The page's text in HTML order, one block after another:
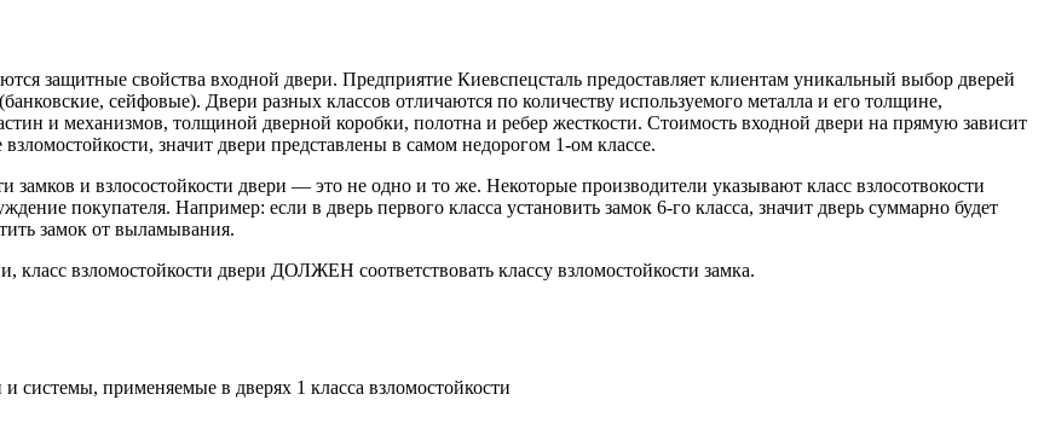
защитные свойства входной двери. Предприятие Киевспецсталь предоставляет клиентам уникальный выбор дверей
сейфовые). Двери разных классов отличаются по количеству используемого металла и его толщине,
и механизмов, толщиной дверной коробки, полотна и ребер жесткости. Стоимость входной двери на прямую зависит
значит двери представлены в самом недорогом 1-ом классе.
замков и взлосостойкости двери — это не одно и то же. Некоторые производители указывают класс взлосотвокости
покупателя. Например: если в дверь первого класса установить замок 6-го класса, значит дверь суммарно будет
замок от выламывания.
взломостойкости двери ДОЛЖЕН соответствовать классу взломостойкости замка.
и системы, применяемые в дверях 1 класса взломостойкости